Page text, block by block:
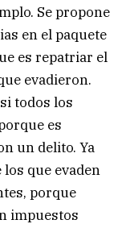
Se propone
en el paquete
es repatriar el
evadieron.
todos los
es
un delito. Ya
que evaden
porque
impuestos